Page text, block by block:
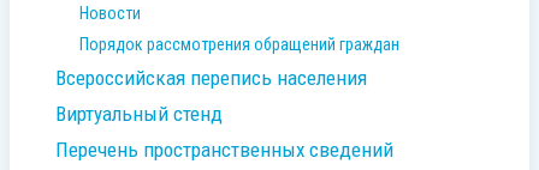
Новости
Порядок рассмотрения обращений граждан
Всероссийская перепись населения
Виртуальный стенд
Перечень пространственных сведений